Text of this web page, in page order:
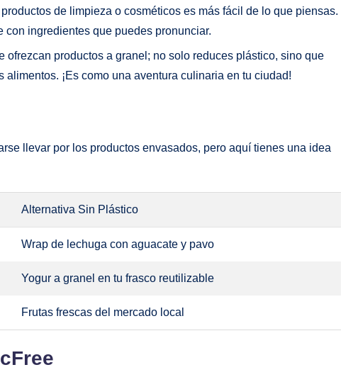
de limpieza o cosméticos ⁣es más fácil de lo que piensas.⁢
‌con ingredientes que​ puedes ​pronunciar.
ofrezcan productos a granel; no solo reduces ⁢plástico, sino⁤ que
¡Es⁢ como⁣ una aventura ⁣culinaria en tu ciudad!
llevar⁣ por los productos ⁢envasados, ​pero aquí tienes una idea
Alternativa Sin Plástico
Wrap de lechuga con ​aguacate y pavo
Yogur a granel en tu frasco reutilizable
Frutas frescas del mercado local